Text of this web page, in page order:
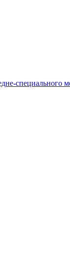
специального